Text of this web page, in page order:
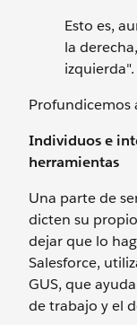
Esto es,
la
izquierda".
Profundicemos
Individuos e
herramientas
Una parte de
dicten su
dejar que lo
Salesforce,
GUS, que
de trabajo y el